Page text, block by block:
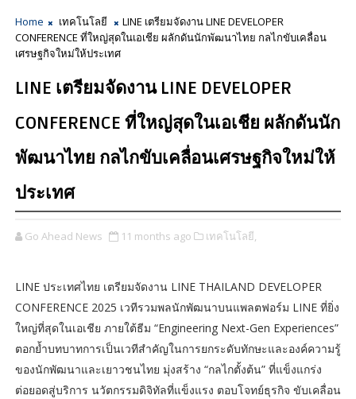
Home เทคโนโลยี
LINE เตรียมจัดงาน LINE DEVELOPER
CONFERENCE ที่ใหญ่สุดในเอเชีย ผลักดันนักพัฒนาไทย กลไกขับเคลื่อน
เศรษฐกิจใหม่ให้ประเทศ
LINE เตรียมจัดงาน LINE DEVELOPER
CONFERENCE ที่ใหญ่สุดในเอเชีย ผลักดันนัก
พัฒนาไทย กลไกขับเคลื่อนเศรษฐกิจใหม่ให้
ประเทศ
Go Ahead News 11 months ago เทคโนโลยี,
LINE ประเทศไทย เตรียมจัดงาน LINE THAILAND DEVELOPER
CONFERENCE 2025 เวทีรวมพลนักพัฒนาบนแพลตฟอร์ม LINE ที่ยิ่ง
ใหญ่ที่สุดในเอเชีย ภายใต้ธีม “Engineering Next-Gen Experiences”
ตอกย้ำบทบาทการเป็นเวทีสำคัญในการยกระดับทักษะและองค์ความรู้
ของนักพัฒนาและเยาวชนไทย มุ่งสร้าง “กลไกตั้งต้น” ที่แข็งแกร่ง
ต่อยอดสู่บริการ นวัตกรรมดิจิทัลที่แข็งแรง ตอบโจทย์ธุรกิจ ขับเคลื่อน